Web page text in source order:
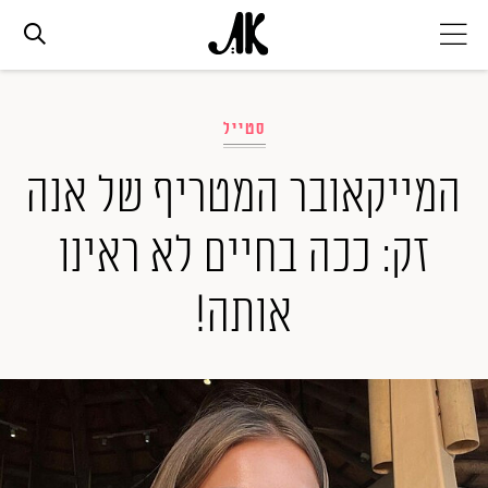
אופנה
ביוטי
סלבס
ערוצים נוספים
המגזין
סטייל
המייקאובר המטריף של אנה
זק: ככה בחיים לא ראינו
אותה!